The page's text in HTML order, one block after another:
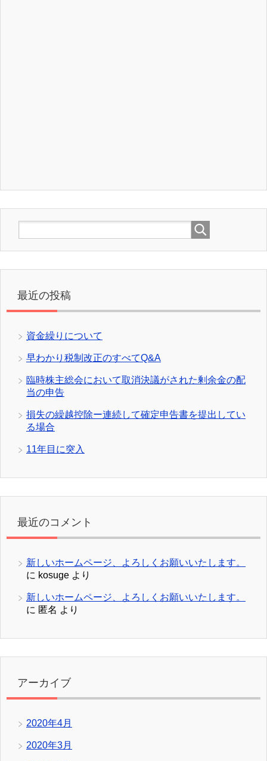
最近の投稿
資金繰りについて
早わかり税制改正のすべてQ&A
臨時株主総会において取消決議がされた剰余金の配
当の申告
損失の繰越控除ー連続して確定申告書を提出してい
る場合
11年目に突入
最近のコメント
新しいホームページ、よろしくお願いいたします。
に kosuge より
新しいホームページ、よろしくお願いいたします。
に 匿名 より
アーカイブ
2020年4月
2020年3月